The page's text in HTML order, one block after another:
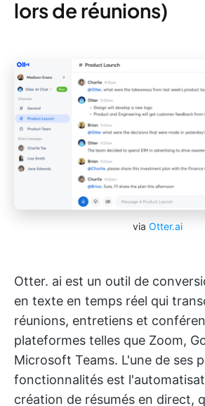
lors de réunions)
via Otter.ai
Otter. ai est un outil de
en texte en temps réel qui
réunions, entretiens et
plateformes telles que Zoom,
Microsoft Teams. L'une de ses
fonctionnalités est
création de résumés en direct,